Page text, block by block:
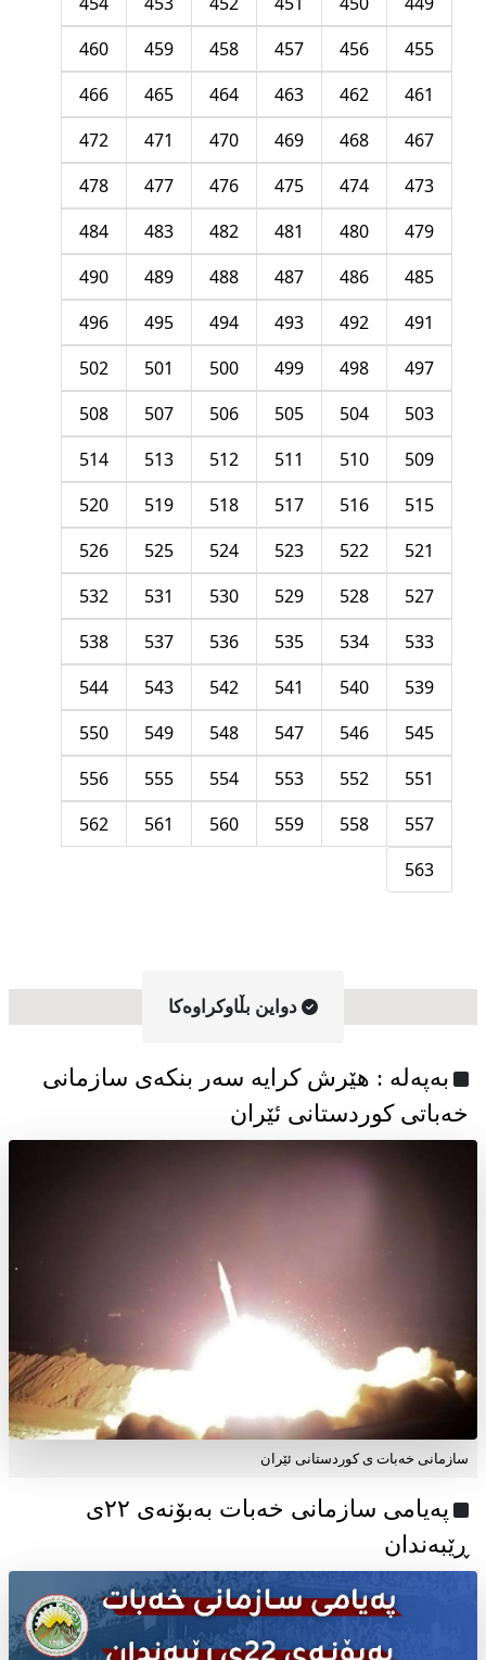
455
456
457
458
459
460
461
462
463
464
465
466
467
468
469
470
471
472
473
474
475
476
477
478
479
480
481
482
483
484
485
486
487
488
489
490
491
492
493
494
495
496
497
498
499
500
501
502
503
504
505
506
507
508
509
510
511
512
513
514
515
516
517
518
519
520
521
522
523
524
525
526
527
528
529
530
531
532
533
534
535
536
537
538
539
540
541
542
543
544
545
546
547
548
549
550
551
552
553
554
555
556
557
558
559
560
561
562
563
دواین بڵاوکراوه‌کا
به‌په‌له‌ : هێرش کرایە سەر بنکەی سازمانی
خەباتی کوردستانی ئێران
سازمانی خەبات ی کوردستانی ئێران
پەیامی سازمانی خەبات بەبۆنەی ۲۲ی
ڕێبەندان